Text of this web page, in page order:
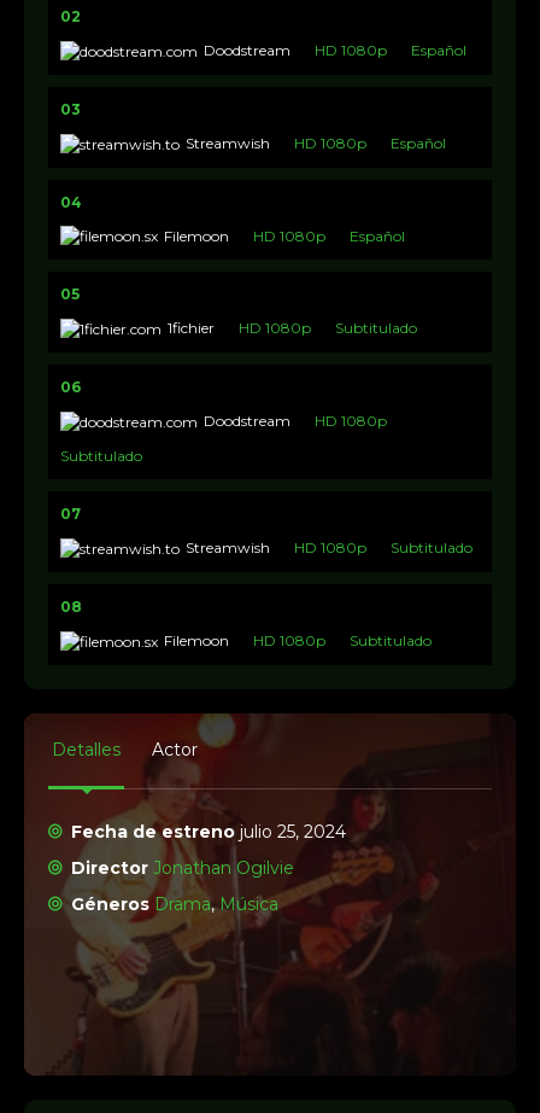
02
Doodstream
HD 1080p Español
03
Streamwish
HD 1080p Español
04
Filemoon
HD 1080p Español
05
1fichier
HD 1080p Subtitulado
06
Doodstream
HD 1080p
Subtitulado
07
Streamwish
HD 1080p Subtitulado
08
Filemoon
HD 1080p Subtitulado
Detalles Actor
Fecha de estreno julio 25, 2024
Director Jonathan Ogilvie
Géneros Drama,Música